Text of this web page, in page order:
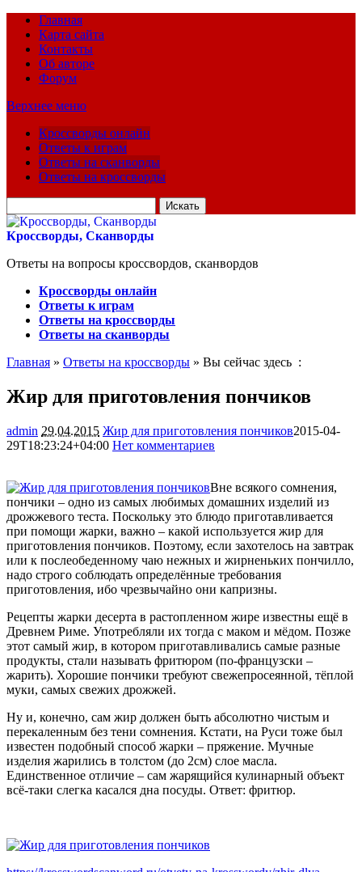
Главная
Карта сайта
Контакты
Об авторе
Форум
Верхнее меню
Кроссворды онлайн
Ответы к играм
Ответы на сканворды
Ответы на кроссворды
для:
Кроссворды, Сканворды
Ответы на вопросы кроссвордов, сканвордов
Кроссворды онлайн
Ответы к играм
Ответы на кроссворды
Ответы на сканворды
Главная » Ответы на кроссворды » Вы сейчас здесь :
Жир для приготовления пончиков
admin 29.04.2015 Жир для приготовления пончиков2015-04-
29T18:23:24+04:00 Нет комментариев
Вне всякого сомнения,
пончики – одно из самых любимых домашних изделий из
дрожжевого теста. Поскольку это блюдо приготавливается
при помощи жарки, важно – какой используется жир для
приготовления пончиков. Поэтому, если захотелось на завтрак
или к послеобеденному чаю нежных и жирненьких пончилло,
надо строго соблюдать определённые требования
приготовления, ибо чрезвычайно они капризны.
Рецепты жарки десерта в растопленном жире известны ещё в
Древнем Риме. Употребляли их тогда с маком и мёдом. Позже
этот самый жир, в котором приготавливались самые разные
продукты, стали называть фритюром (по-французски –
жарить). Хорошие пончики требуют свежепросеянной, тёплой
муки, самых свежих дрожжей.
Ну и, конечно, сам жир должен быть абсолютно чистым и
перекаленным без тени сомнения. Кстати, на Руси тоже был
известен подобный способ жарки – пряжение. Мучные
изделия жарились в толстом (до 2см) слое масла.
Единственное отличие – сам жарящийся кулинарный объект
всё-таки слегка касался дна посуды. Ответ: фритюр.